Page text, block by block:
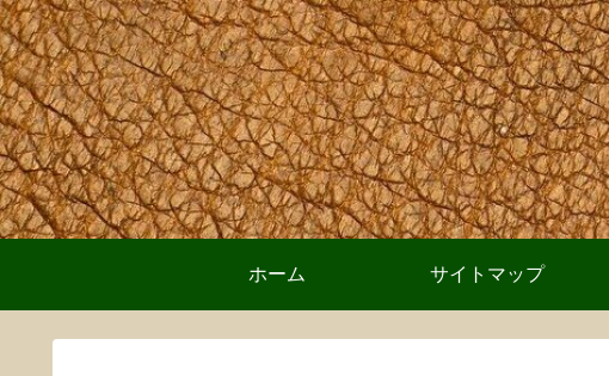
ホーム サイトマップ